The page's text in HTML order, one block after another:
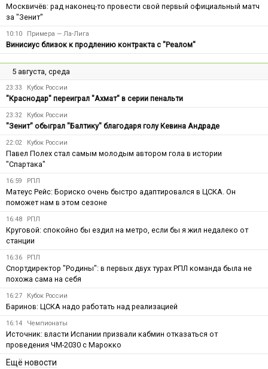
Москвичёв: рад наконец-то провести свой первый официальный матч
за "Зенит"
10:10 Примера — Ла-Лига
Винисиус близок к продлению контракта с "Реалом"
5 августа, среда
23:33 Кубок России
"Краснодар" переиграл "Ахмат" в серии пенальти
23:32 Кубок России
"Зенит" обыграл "Балтику" благодаря голу Кевина Андраде
22:02 Кубок России
Павел Полех стал самым молодым автором гола в истории
"Спартака"
16:59 РПЛ
Матеус Рейс: Бориско очень быстро адаптировался в ЦСКА. Он
поможет нам в этом сезоне
16:48 РПЛ
Круговой: спокойно бы ездил на метро, если бы я жил недалеко от
станции
16:36 РПЛ
Спортдиректор "Родины": в первых двух турах РПЛ команда была не
похожа сама на себя
16:27 Кубок России
Баринов: ЦСКА надо работать над реализацией
16:14 Чемпионаты
Источник: власти Испании призвали кабмин отказаться от
проведения ЧМ-2030 с Марокко
Ещё новости